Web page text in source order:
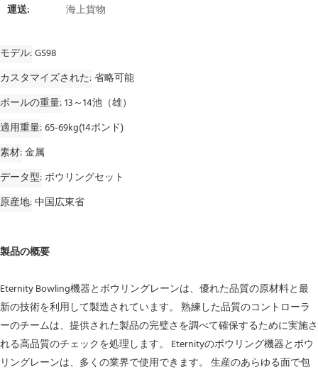
運送:
海上貨物
モデル GS98
カスタマイズされた 省略可能
ボールの重量 13～14池（雄）
適用重量 65-69kg(14ポンド)
素材 金属
データ型 ボウリングセット
原産地 中国広東省
製品の概要
Eternity Bowling機器とボウリングレーンは、優れた品質の原材料と最
新の技術を利用して製造されています。 熟練した品質のコントローラ
ーのチームは、提供された製品の完璧さを調べて確保するために実施さ
れる高品質のチェックを処理します。 Eternityのボウリング機器とボウ
リングレーンは、多くの業界で使用できます。 生産のあらゆる面で包